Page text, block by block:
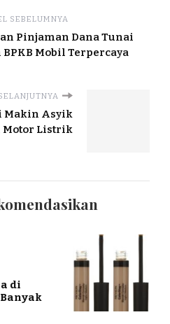
SEBELUMNYA
Pinjaman Dana Tunai
Mobil Terpercaya
Makin Asyik
Motor Listrik
di